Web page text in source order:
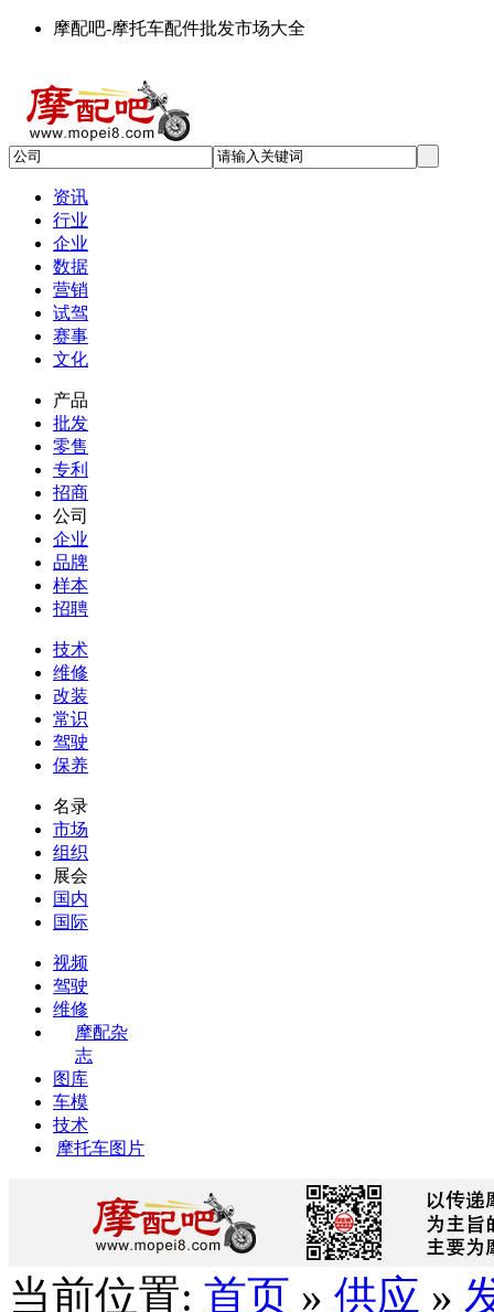
摩配吧-摩托车配件批发市场大全
资讯
行业
企业
数据
营销
试驾
赛事
文化
产品
批发
零售
专利
招商
公司
企业
品牌
样本
招聘
技术
维修
改装
常识
驾驶
保养
名录
市场
组织
展会
国内
国际
视频
驾驶
维修
摩配杂
志
图库
车模
技术
摩托车图片
当前位置: 首页 » 供应 »